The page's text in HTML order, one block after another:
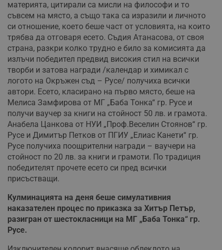
материята, цитирали са мисли на философи и то
съвсем на място, а също така са изразили и личното
си отношение, което беше част от условията, на които
трябва да отговаря есето. Съдия Атанасова, от своя
страна, разкри колко трудно е било за комисията да
излъчи победител предвид високия стил на всички
творби и затова награди /календар и химикал с
логото на Окръжен съд – Русе/ получиха всички
автори. Есето, класирано на първо място, беше на
Мелиса Замфирова от МГ „Баба Тонка“ гр. Русе и
получи ваучер за книги на стойност 50 лв. и грамота.
Анабела Цанкова от НУИ „Проф.Веселин Стоянов“ гр.
Русе и Димитър Петков от ПГИУ „Елиас Канети“ гр.
Русе получиха поощрителни награди – ваучери на
стойност по 20 лв. за книги и грамоти. По традиция
победителят прочете есето си пред всички
присъстващи.
Кулминацията на деня беше симулативния
наказателен процес по приказка за Хитър Петър,
разигран от шестокласници на МГ „Баба Тонка“ гр.
Русе.